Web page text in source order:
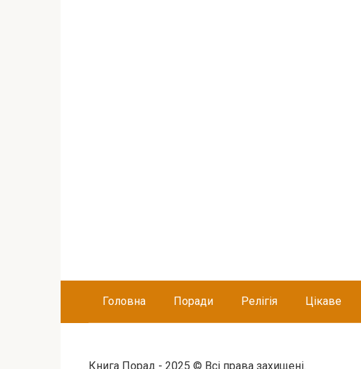
Головна Поради Релігія Цікаве
Книга Порад - 2025 © Всі права захищені.